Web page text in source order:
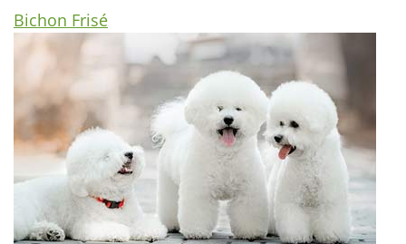
Bichon Frisé